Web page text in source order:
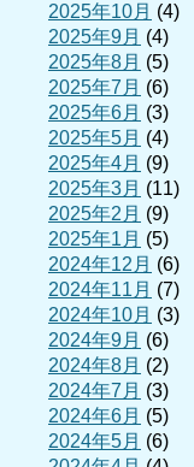
2025年10月 (4)
2025年9月 (4)
2025年8月 (5)
2025年7月 (6)
2025年6月 (3)
2025年5月 (4)
2025年4月 (9)
2025年3月 (11)
2025年2月 (9)
2025年1月 (5)
2024年12月 (6)
2024年11月 (7)
2024年10月 (3)
2024年9月 (6)
2024年8月 (2)
2024年7月 (3)
2024年6月 (5)
2024年5月 (6)